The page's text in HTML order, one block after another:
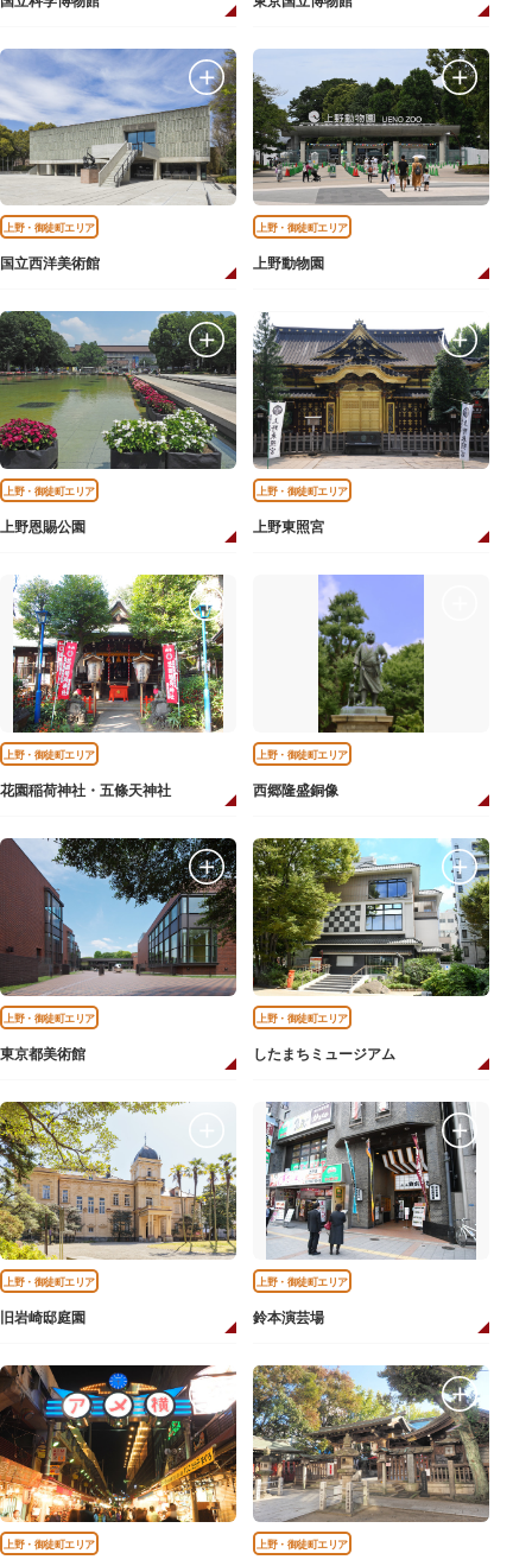
上野・御徒町エリア
国立西洋美術館
上野・御徒町エリア
上野動物園
上野・御徒町エリア
上野恩賜公園
上野・御徒町エリア
上野東照宮
上野・御徒町エリア
花園稲荷神社・五條天神社
上野・御徒町エリア
西郷隆盛銅像
上野・御徒町エリア
東京都美術館
上野・御徒町エリア
したまちミュージアム
上野・御徒町エリア
旧岩崎邸庭園
上野・御徒町エリア
鈴本演芸場
上野・御徒町エリア 上野・御徒町エリア